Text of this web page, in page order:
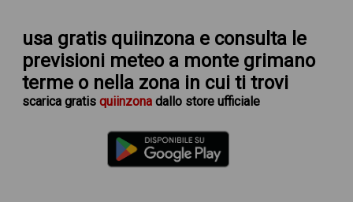
usa gratis quiinzona e consulta le
previsioni meteo a monte grimano
termeo nella zona in cui ti trovi
scarica gratis quiinzonadallo store ufficiale